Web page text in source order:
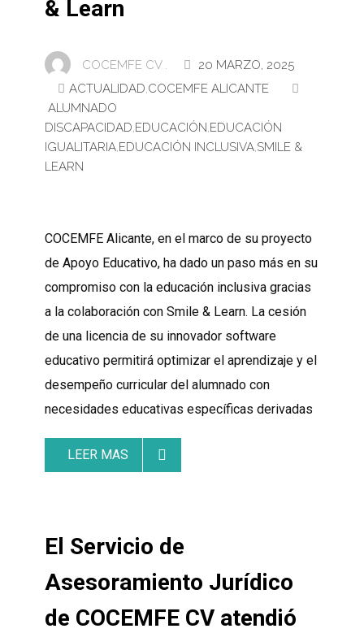
& Learn
COCEMFE CV .
20 MARZO, 2025
ACTUALIDAD,COCEMFE ALICANTE
ALUMNADO
DISCAPACIDAD,EDUCACIÓN,EDUCACIÓN
IGUALITARIA,EDUCACIÓN INCLUSIVA,SMILE &
LEARN
COCEMFE Alicante, en el marco de su proyecto
de Apoyo Educativo, ha dado un paso más en su
compromiso con la educación inclusiva gracias
a la colaboración con Smile & Learn. La cesión
de una licencia de su innovador software
educativo permitirá optimizar el aprendizaje y el
desempeño curricular del alumnado con
necesidades educativas específicas derivadas
LEER MAS
El Servicio de
Asesoramiento Jurídico
de COCEMFE CV atendió